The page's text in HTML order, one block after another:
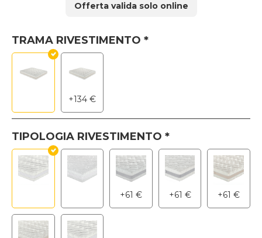
Offerta valida solo online
TRAMA RIVESTIMENTO *
+134 €
TIPOLOGIA RIVESTIMENTO *
+61 € +61 € +61€